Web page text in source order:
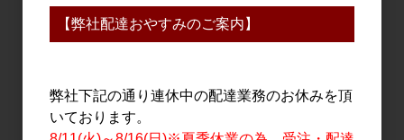
ィニヨン・ブラン
プティマンサン オレンジ
2020 750ml
【弊社配達おやすみのご案内】
弊社下記の通り連休中の配達業務のお休みを頂
いております。